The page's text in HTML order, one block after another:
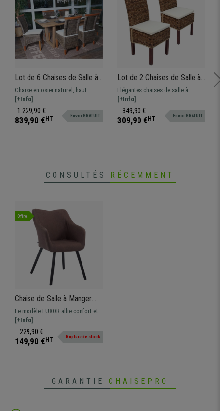
Lot de 6 Chaises de Salle à
Manger SEDRI, en Osier
Marron, Structure en Bois
d'Acajou, Coussins Inclus
Chaise en osier naturel, haut
dossier, finitions soignées avec
structure en bois d'acajou,
coussins inclus
[+Info]
1.229,90 €
839,90 € HT Envoi GRATUIT
Lot de 2 Chaises de Salle à
Manger SABANA, En Rotin,
Avec Coussin, Couleur
Naturelle Claire
Elégantes chaises de salle à
manger, très bon rapport qualité-
prix. Pratiques et robustes, en
rotin et bois
[+Info]
349,90 €
309,90 € HT Envoi GRATUIT
CONSULTÉS RÉCEMMENT
Offre
Chaise de Salle à Manger
LUXOR, Tissu Marron, Pieds
en Chêne Noirs
Le modèle LUXOR allie confort et
style, il est parfait pour votre salle
à manger. En tissu, plusieurs
couleurs disponibles.
[+Info]
229,90 €
149,90 € HT Rupture de stock
GARANTIE CHAISEPRO